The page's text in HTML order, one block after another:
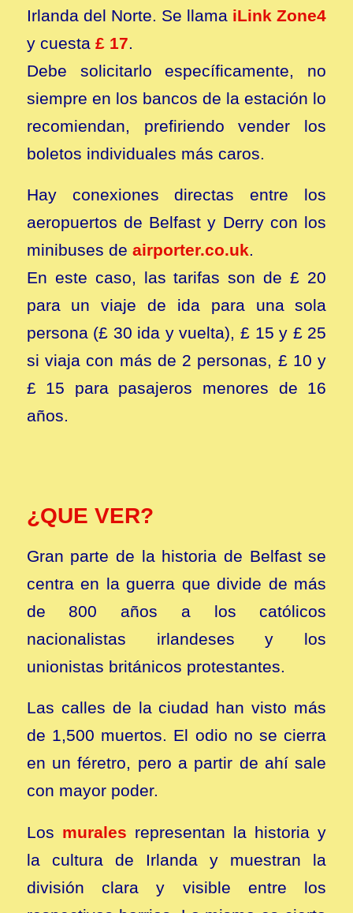
Irlanda del Norte. Se llama iLink Zone4
y cuesta £ 17.
Debe solicitarlo específicamente, no
siempre en los bancos de la estación lo
recomiendan, prefiriendo vender los
boletos individuales más caros.
Hay conexiones directas entre los
aeropuertos de Belfast y Derry con los
minibuses de airporter.co.uk.
En este caso, las tarifas son de £ 20
para un viaje de ida para una sola
persona (£ 30 ida y vuelta), £ 15 y £ 25
si viaja con más de 2 personas, £ 10 y
£ 15 para pasajeros menores de 16
años.
¿QUE VER?
Gran parte de la historia de Belfast se
centra en la guerra que divide de más
de 800 años a los católicos
nacionalistas irlandeses y los
unionistas británicos protestantes.
Las calles de la ciudad han visto más
de 1,500 muertos. El odio no se cierra
en un féretro, pero a partir de ahí sale
con mayor poder.
Los murales representan la historia y
la cultura de Irlanda y muestran la
división clara y visible entre los